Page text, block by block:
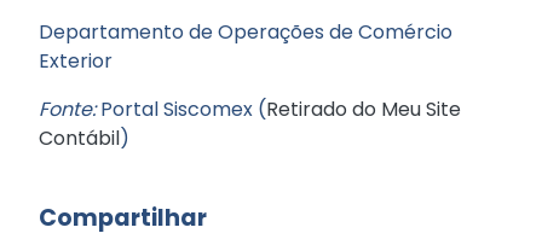
Departamento de Operações de Comércio
Exterior
Fonte:Portal Siscomex (Retirado do Meu Site
Contábil)
Compartilhar